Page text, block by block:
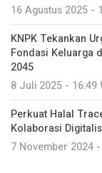
16 Agustus 2025 -
KNPK Tekankan
Fondasi Keluarga
2045
8 Juli 2025 - 16:49
Perkuat Halal
Kolaborasi
7 November 2024